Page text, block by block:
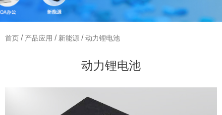
首页 / 产品应用 / 新能源 /动力锂电池
动力锂电池